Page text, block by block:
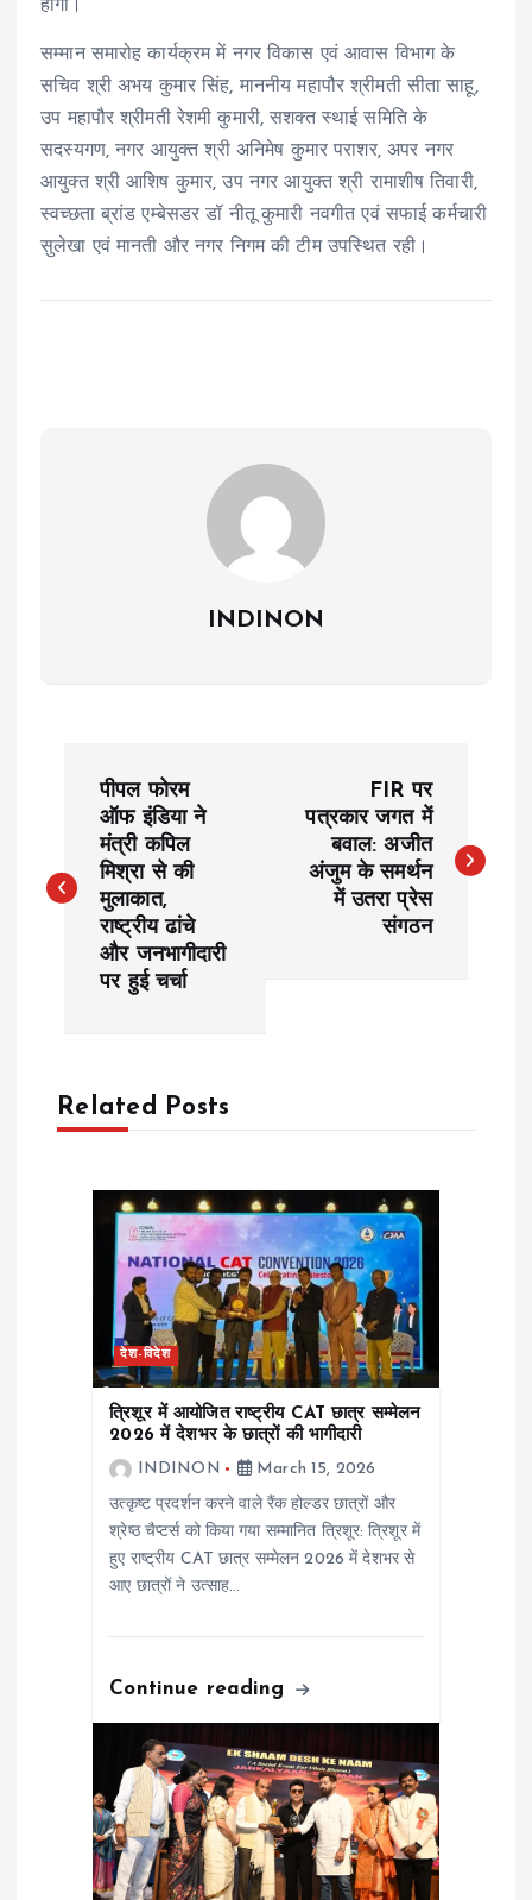
होगा।
सम्मान समारोह कार्यक्रम में नगर विकास एवं आवास विभाग के
सचिव श्री अभय कुमार सिंह, माननीय महापौर श्रीमती सीता साहू,
उप महापौर श्रीमती रेशमी कुमारी, सशक्त स्थाई समिति के
सदस्यगण, नगर आयुक्त श्री अनिमेष कुमार पराशर, अपर नगर
आयुक्त श्री आशिष कुमार, उप नगर आयुक्त श्री रामाशीष तिवारी,
स्वच्छता ब्रांड एम्बेसडर डॉ नीतू कुमारी नवगीत एवं सफाई कर्मचारी
सुलेखा एवं मानती और नगर निगम की टीम उपस्थित रही।‌
INDINON
s
v
पीपल फोरम
ऑफ इंडिया ने
मंत्री कपिल
मिश्रा से की
मुलाकात,
राष्ट्रीय ढांचे
और जनभागीदारी
पर हुई चर्चा
FIR पर
पत्रकार जगत में
बवाल: अजीत
अंजुम के समर्थन
में उतरा प्रेस
संगठन
Related Posts
देश-विदेश
त्रिशूर में आयोजित राष्ट्रीय CAT छात्र सम्मेलन
2026 में देशभर के छात्रों की भागीदारी
INDINON
March 15, 2026
उत्कृष्ट प्रदर्शन करने वाले रैंक होल्डर छात्रों और
श्रेष्ठ चैप्टर्स को किया गया सम्मानित त्रिशूर: त्रिशूर में
हुए राष्ट्रीय CAT छात्र सम्मेलन 2026 में देशभर से
आए छात्रों ने उत्साह…
Continue reading